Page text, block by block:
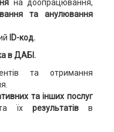
на доопрацювання,
та анулювання
ID-код.
в ДАБІ.
та отримання
та інших послуг
та їхрезультатівв